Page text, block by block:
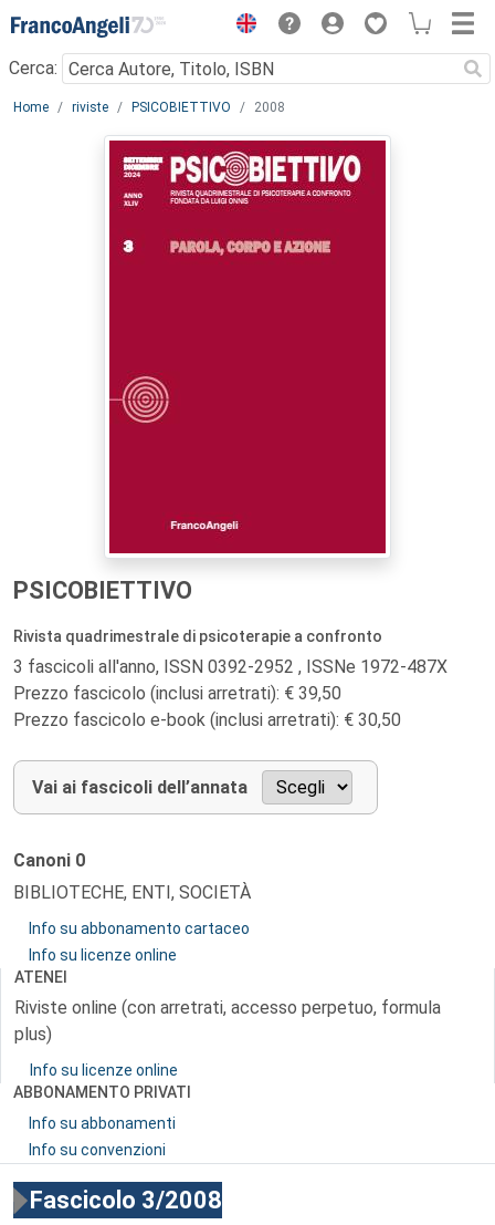
Menu
Cerca:
Main content
Home riviste PSICOBIETTIVO 2008
PSICOBIETTIVO
Rivista quadrimestrale di psicoterapie a confronto
3 fascicoli all'anno, ISSN 0392-2952 , ISSNe 1972-487X
Prezzo fascicolo (inclusi arretrati): € 39,50
Prezzo fascicolo e-book (inclusi arretrati): € 30,50
Vai ai fascicoli dell’annata
Canoni 0
BIBLIOTECHE, ENTI, SOCIETÀ
Info su abbonamento cartaceo
Info su licenze online
ATENEI
Riviste online (con arretrati, accesso perpetuo, formula
plus)
Info su licenze online
ABBONAMENTO PRIVATI
Info su abbonamenti
Info su convenzioni
Fascicolo 3/2008